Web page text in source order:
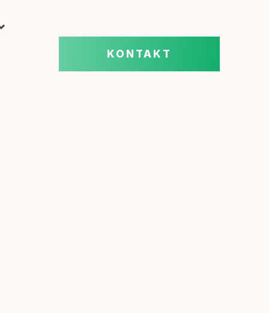
KONTAKT